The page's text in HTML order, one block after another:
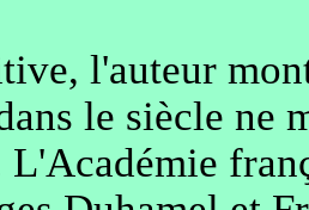
l'auteur
le siècle ne